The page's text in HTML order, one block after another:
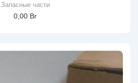
Запасные части
0,00 Br